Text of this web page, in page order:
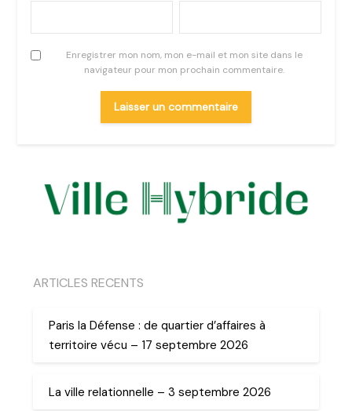
Enregistrer mon nom, mon e-mail et mon site dans le
navigateur pour mon prochain commentaire.
ARTICLES RECENTS
Paris la Défense : de quartier d’affaires à
territoire vécu – 17 septembre 2026
La ville relationnelle – 3 septembre 2026